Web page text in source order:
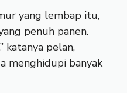
yang lembap itu,
penuh panen.
katanya pelan,
menghidupi banyak